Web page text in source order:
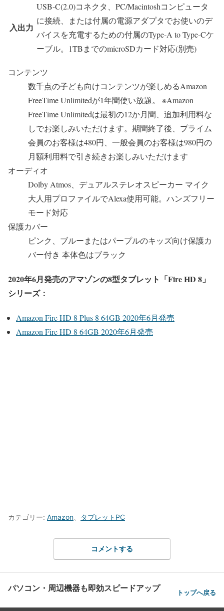
入出力
USB-C(2.0)コネクタ、PC/Macintoshコンピュータ
に接続、または付属の電源アダプタでお使いのデ
バイスを充電するための付属のType-A to Type-Cケ
ーブル。1TBまでのmicroSDカード対応(別売)
コンテンツ
数千点の子ども向けコンテンツが楽しめるAmazon
FreeTime Unlimitedが1年間使い放題。 ※Amazon
FreeTime Unlimitedは最初の12か月間、追加利用料な
しでお楽しみいただけます。期間終了後、プライム
会員のお客様は480円、一般会員のお客様は980円の
月額利用料で引き続きお楽しみいただけます
オーディオ
Dolby Atmos、デュアルステレオスピーカー マイク
大人用プロファイルでAlexa使用可能。ハンズフリー
モード対応
保護カバー
ピンク、ブルーまたはパープルのキッズ向け保護カ
バー付き 本体色はブラック
2020年6月発売のアマゾンの8型タブレット「Fire HD 8」
シリーズ：
Amazon Fire HD 8 Plus 8 64GB 2020年6月発売
Amazon Fire HD 8 64GB 2020年6月発売
カテゴリー: Amazon タブレットPC
コメントする
パソコン・周辺機器も即効スピードアップ トップへ戻る